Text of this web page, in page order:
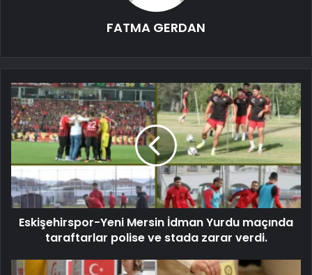
FATMA GERDAN
Eskişehirspor-Yeni Mersin İdman Yurdu maçında
taraftarlar polise ve stada zarar verdi.